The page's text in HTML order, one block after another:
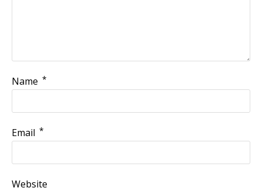
Name *
Email *
Website